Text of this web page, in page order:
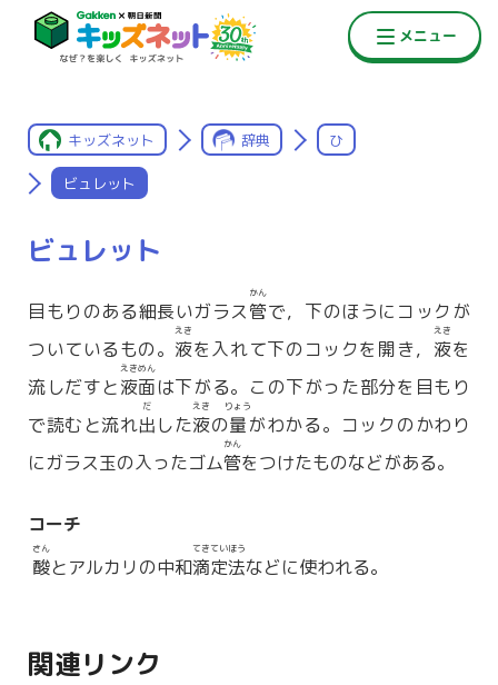
キッズネット 辞典 ひ
ビュレット
ビュレット
目もりのある細長いガラス管
かん
で，下のほうにコックが
ついているもの。 液
えき
を入れて下のコックを開き， 液
えき
を
流しだすと液面
えきめん
は下がる。この下がった部分を目もり
で読むと流れ出
だ
した液
えき
の量
りょう
がわかる。コックのかわり
にガラス玉の入ったゴム管
かん
をつけたものなどがある。
コーチ
酸
さん
とアルカリの中和滴定法
てきていほう
などに使われる。
関連リンク